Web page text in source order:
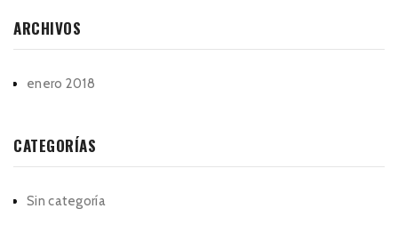
ARCHIVOS
enero 2018
CATEGORÍAS
Sin categoría